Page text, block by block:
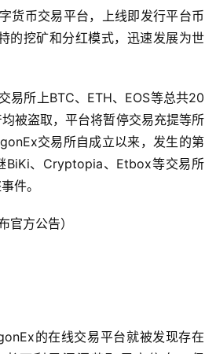
货币交易平台，上线即发行平台币
的挖矿和分红模式，迅速发展为世
易所上BTC、ETH、EOS等总共20
被盗取，平台将暂停交易充提等所
交易所自成立以来，发生的第
BiKi、Cryptopia、Etbox等交易所
件。
官方公告）
的在线交易平台就被发现存在